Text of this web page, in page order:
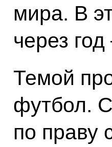
мира. В
через
Темой
футбол.
по праву